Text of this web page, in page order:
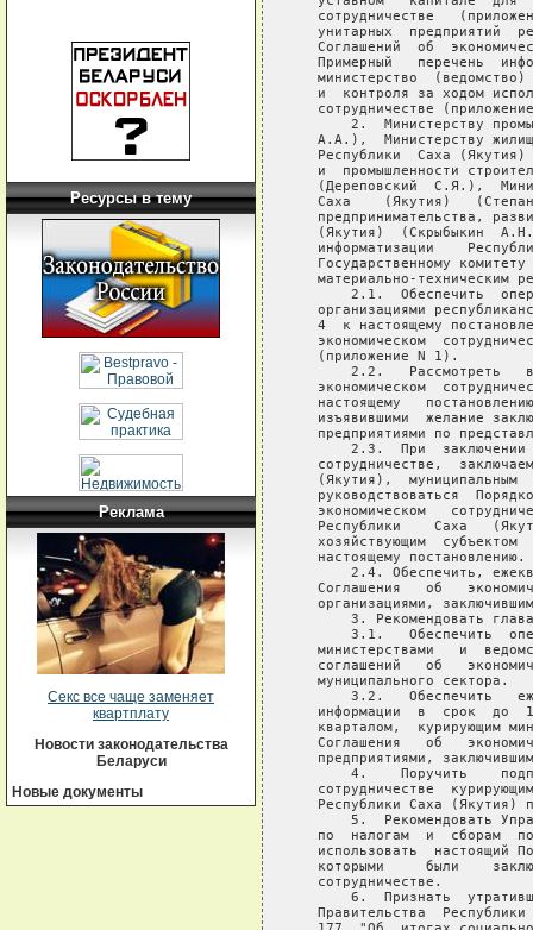
Ресурсы в тему
Реклама
Секс все чаще заменяет
квартплату
Новости законодательства
Беларуси
Новые документы